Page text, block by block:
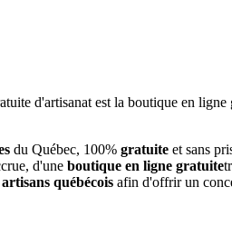
du Québec, 100% gratuite et sans
d'une boutique en ligne gratuite
artisans québécois afin d'offrir un